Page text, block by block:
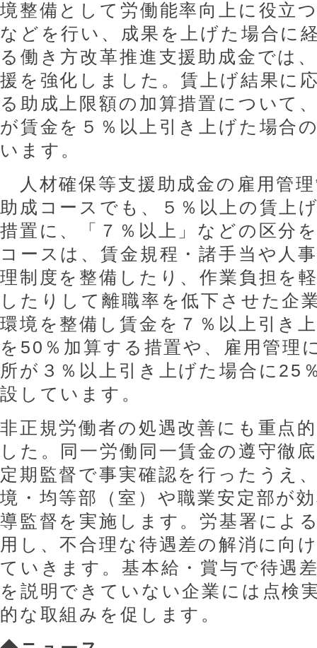
境整備として労働能率向上に役立
などを行い、成果を上げた場合に
る働き方改革推進支援助成金では
援を強化しました。賃上げ結果に
る助成上限額の加算措置について
が賃金を５％以上引き上げた場合
います。
人材確保等支援助成金の雇用管
助成コースでも、５％以上の賃上
措置に、「７％以上」などの区分
コースは、賃金規程・諸手当や人
理制度を整備したり、作業負担を
したりして離職率を低下させた企
環境を整備し賃金を７％以上引き
を50％加算する措置や、雇用管理
所が３％以上引き上げた場合に25
設しています。
非正規労働者の処遇改善にも重点
した。同一労働同一賃金の遵守徹
定期監督で事実確認を行ったうえ
境・均等部（室）や職業安定部が
導監督を実施します。労基署によ
用し、不合理な待遇差の解消に向
ていきます。基本給・賞与で待遇
を説明できていない企業には点検
的な取組みを促します。